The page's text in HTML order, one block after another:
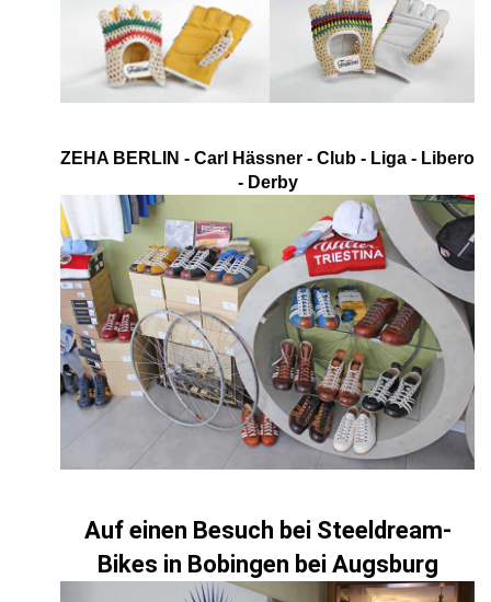
ZEHA BERLIN - Carl Hässner - Club - Liga - Libero
- Derby
Auf einen Besuch bei Steeldream-
Bikes in Bobingen bei Augsburg